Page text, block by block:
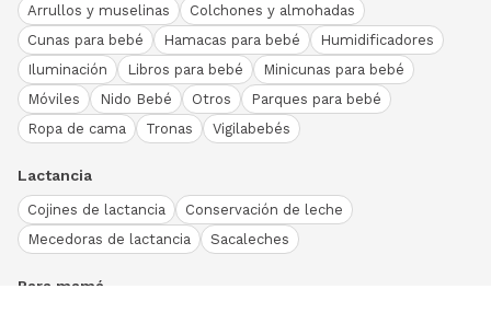
Arrullos y muselinas
Colchones y almohadas
Cunas para bebé
Hamacas para bebé
Humidificadores
Iluminación
Libros para bebé
Minicunas para bebé
Móviles
Nido Bebé Otros
Parques para bebé
Ropa de cama
Tronas Vigilabebés
Lactancia
Cojines de lactancia
Conservación de leche
Mecedoras de lactancia
Sacaleches
Para mamá